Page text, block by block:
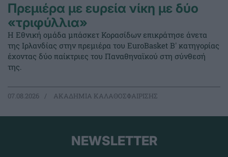
Πρεμιέρα με ευρεία νίκη με δύο
«τριφύλλια»
Η Εθνική ομάδα μπάσκετ Κορασίδων επικράτησε άνετα
της Ιρλανδίας στην πρεμιέρα του EuroBasket Β' κατηγορίας
έχοντας δύο παίκτριες του Παναθηναϊκού στη σύνθεσή
της.
07.08.2026 ΑΚΑΔΗΜΙΑ ΚΑΛΑΘΟΣΦΑΙΡΙΣΗΣ
NEWSLETTER